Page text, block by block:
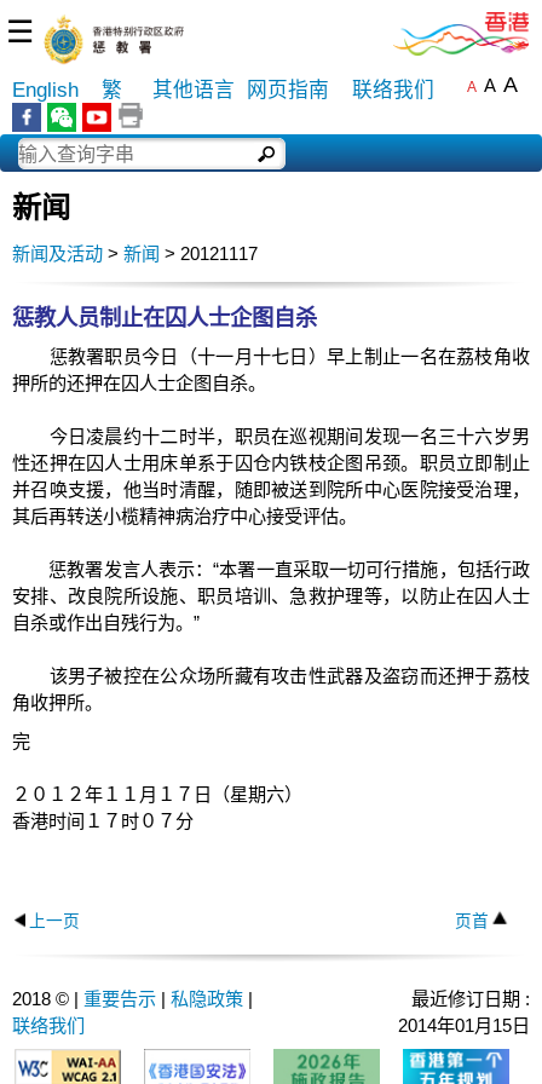
☰
English 繁 其他语言 网页指南 联络我们 A A A
新闻
新闻及活动 > 新闻 > 20121117
惩教人员制止在囚人士企图自杀
惩教署职员今日（十一月十七日）早上制止一名在荔枝角收
押所的还押在囚人士企图自杀。
今日凌晨约十二时半，职员在巡视期间发现一名三十六岁男
性还押在囚人士用床单系于囚仓内铁枝企图吊颈。职员立即制止
并召唤支援，他当时清醒，随即被送到院所中心医院接受治理，
其后再转送小榄精神病治疗中心接受评估。
惩教署发言人表示：“本署一直采取一切可行措施，包括行政
安排、改良院所设施、职员培训、急救护理等，以防止在囚人士
自杀或作出自残行为。”
该男子被控在公众场所藏有攻击性武器及盗窃而还押于荔枝
角收押所。
完
２０１２年１１月１７日（星期六）
香港时间１７时０７分
上一页 页首
2018 © | 重要告示 | 私隐政策 |
联络我们
最近修订日期 :
2014年01月15日